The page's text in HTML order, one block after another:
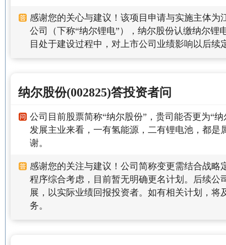
感谢您的关心与建议！该项目申请与实施主体为
公司（下称“纳尔锂电”），纳尔股份认缴纳尔锂
目处于建设过程中，对上市公司业绩影响以后续
纳尔股份(002825)答投资者问
公司目前股票简称“纳尔股份”，贵司能否更为“
发展主业来看，一有氢能源，二有锂电池，都是
谢。
感谢您的关注与建议！公司简称变更需结合战略
程序综合考虑，目前暂无明确更名计划。后续公
展，以实际业绩回报投资者。如有相关计划，将
务。